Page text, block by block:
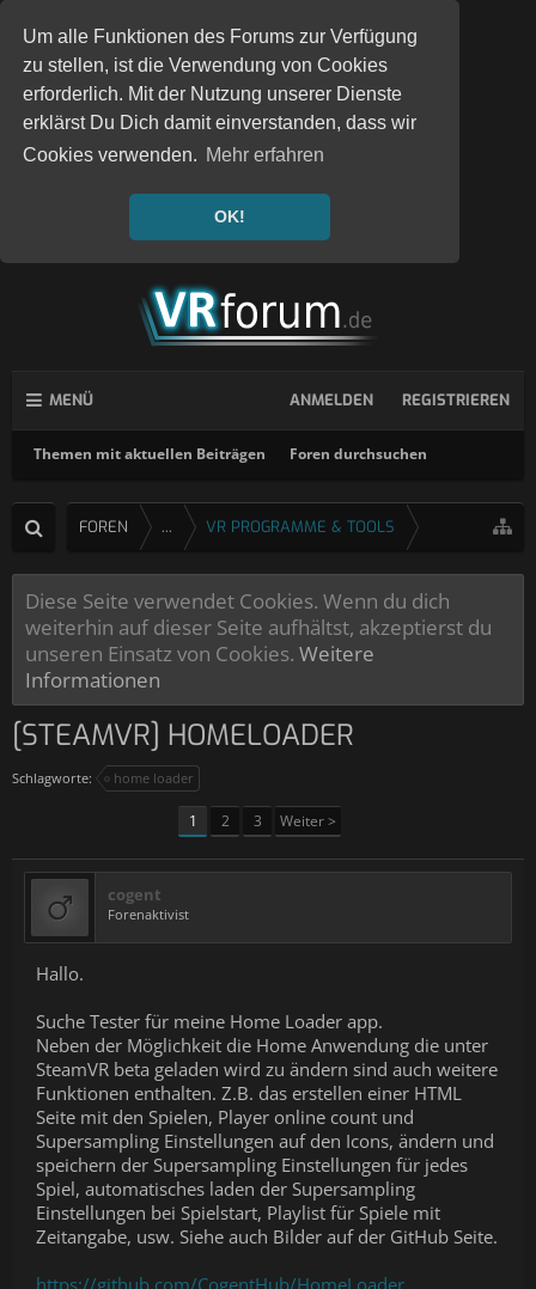
Um alle Funktionen des Forums zur Verfügung
zu stellen, ist die Verwendung von Cookies
erforderlich. Mit der Nutzung unserer Dienste
erklärst Du Dich damit einverstanden, dass wir
Cookies verwenden. Mehr erfahren
OK!
MENÜ
Themen mit aktuellen Beiträgen Foren durchsuchen
ANMELDEN REGISTRIEREN
FOREN ... VR PROGRAMME & TOOLS
Diese Seite verwendet Cookies. Wenn du dich
weiterhin auf dieser Seite aufhältst, akzeptierst du
unseren Einsatz von Cookies. Weitere
Informationen
[STEAMVR] HOMELOADER
Schlagworte: home loader
1 2 3 Weiter >
cogent
Forenaktivist
Hallo.
Suche Tester für meine Home Loader app.
Neben der Möglichkeit die Home Anwendung die unter
SteamVR beta geladen wird zu ändern sind auch weitere
Funktionen enthalten. Z.B. das erstellen einer HTML
Seite mit den Spielen, Player online count und
Supersampling Einstellungen auf den Icons, ändern und
speichern der Supersampling Einstellungen für jedes
Spiel, automatisches laden der Supersampling
Einstellungen bei Spielstart, Playlist für Spiele mit
Zeitangabe, usw. Siehe auch Bilder auf der GitHub Seite.
https://github.com/CogentHub/HomeLoader